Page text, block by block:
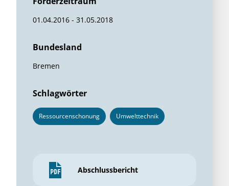
01.04.2016 - 31.05.2018
Bundesland
Bremen
Schlagwörter
Ressourcenschonung Umwelttechnik
Abschlussbericht